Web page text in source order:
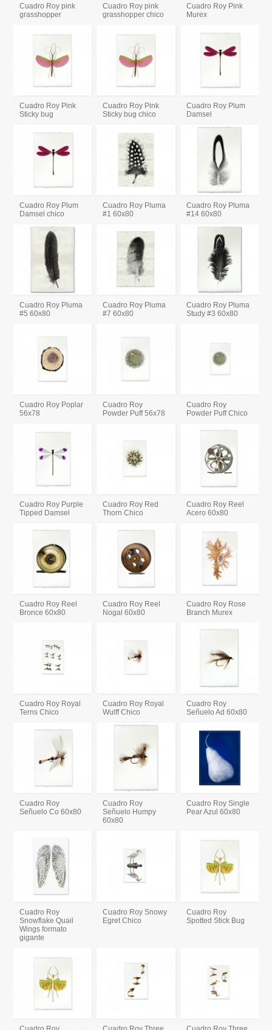
Cuadro Roy pink
grasshopper
Cuadro Roy pink
grasshopper chico
Cuadro Roy Pink
Murex
Cuadro Roy Pink
Sticky bug
Cuadro Roy Pink
Sticky bug chico
Cuadro Roy Plum
Damsel
Cuadro Roy Plum
Damsel chico
Cuadro Roy Pluma
#1 60x80
Cuadro Roy Pluma
#14 60x80
Cuadro Roy Pluma
#5 60x80
Cuadro Roy Pluma
#7 60x80
Cuadro Roy Pluma
Study #3 60x80
Cuadro Roy Poplar
56x78
Cuadro Roy
Powder Puff 56x78
Cuadro Roy
Powder Puff Chico
Cuadro Roy Purple
Tipped Damsel
Cuadro Roy Red
Thorn Chico
Cuadro Roy Reel
Acero 60x80
Cuadro Roy Reel
Bronce 60x80
Cuadro Roy Reel
Nogal 60x80
Cuadro Roy Rose
Branch Murex
Cuadro Roy Royal
Terns Chico
Cuadro Roy Royal
Wulff Chico
Cuadro Roy
Señuelo Ad 60x80
Cuadro Roy
Señuelo Co 60x80
Cuadro Roy
Señuelo Humpy
60x80
Cuadro Roy Single
Pear Azul 60x80
Cuadro Roy
Snowflake Quail
Wings formato
gigante
Cuadro Roy Snowy
Egret Chico
Cuadro Roy
Spotted Stick Bug